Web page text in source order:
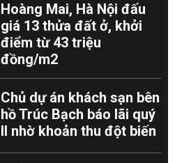
Hoàng Mai, Hà Nội đấu
giá 13 thửa đất ở, khởi
điểm từ 43 triệu
đồng/m2
Chủ dự án khách sạn bên
hồ Trúc Bạch báo lãi quý
II nhờ khoản thu đột biến